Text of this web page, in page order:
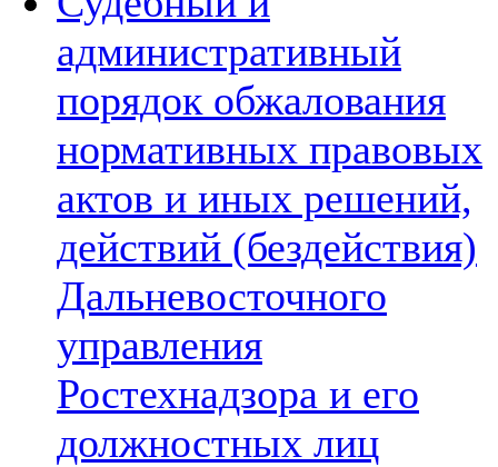
административный
порядок обжалования
нормативных правовых
актов и иных решений,
действий (бездействия)
Дальневосточного
управления
Ростехнадзора и его
должностных лиц